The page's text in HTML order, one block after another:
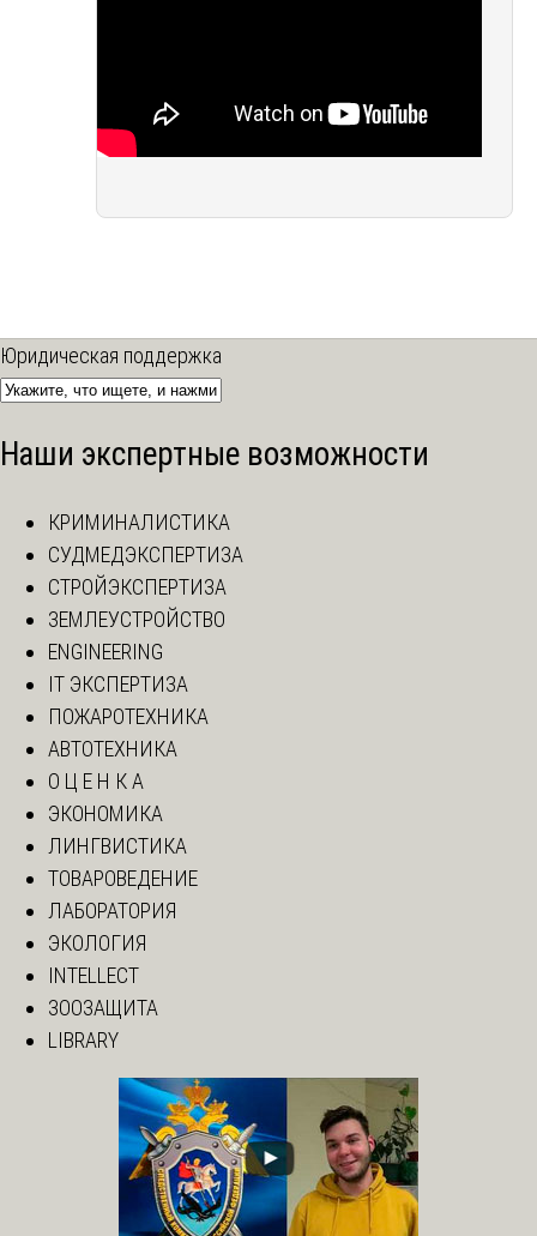
Юридическая поддержка
Наши экспертные возможности
КРИМИНАЛИСТИКА
СУДМЕДЭКСПЕРТИЗА
СТРОЙЭКСПЕРТИЗА
ЗЕМЛЕУСТРОЙСТВО
ENGINEERING
IT ЭКСПЕРТИЗА
ПОЖАРОТЕХНИКА
АВТОТЕХНИКА
О Ц Е Н К А
ЭКОНОМИКА
ЛИНГВИСТИКА
ТОВАРОВЕДЕНИЕ
ЛАБОРАТОРИЯ
ЭКОЛОГИЯ
INTELLECT
ЗООЗАЩИТА
LIBRARY